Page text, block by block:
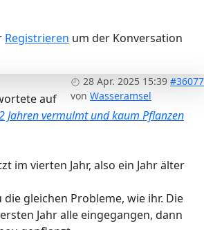
Registrieren um der Konversation
28 Apr. 2025 15:39 #36077
von Wasseramsel
auf
Jahren vermulmt und kaum Pflanzen
im vierten Jahr, also ein Jahr älter
gleichen Probleme, wie ihr. Die
Jahr alle eingegangen, dann